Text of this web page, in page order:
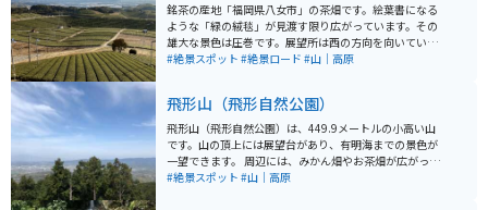
銘茶の産地「福岡県八女市」の茶畑です。絵葉書になる
ような「緑の絨毯」が見渡す限り広がっています。その
雄大な景色は圧巻です。展望所は西の方向を向いている
ので、日が暮れていく様子が見える夕方がオススメで
#絶景スポット #絶景ロード #山｜高原
飛形山（飛形自然公園）
飛形山（飛形自然公園）は、449.9メートルの小高い山
です。山の頂上には展望台があり、有明海までの景色が
一望できます。 周辺には、みかん畑やお茶畑が広がって
おり、さらにその奥に八女市や久留米市の市街地が広が
#絶景スポット #山｜高原